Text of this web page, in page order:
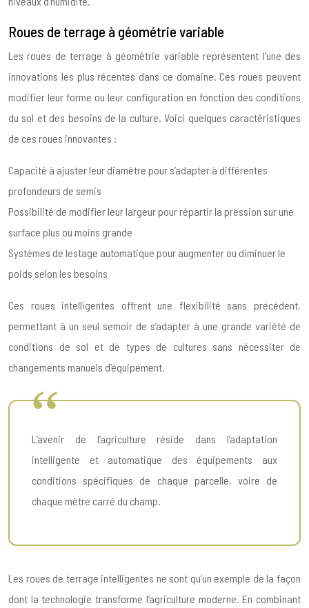
Roues de terrage à géométrie variable
Les roues de terrage à géométrie variable représentent l’une des
innovations les plus récentes dans ce domaine. Ces roues peuvent
modifier leur forme ou leur configuration en fonction des conditions
du sol et des besoins de la culture. Voici quelques caractéristiques
de ces roues innovantes :
Capacité à ajuster leur diamètre pour s’adapter à différentes
profondeurs de semis
Possibilité de modifier leur largeur pour répartir la pression sur une
surface plus ou moins grande
Systèmes de lestage automatique pour augmenter ou diminuer le
poids selon les besoins
Ces roues intelligentes offrent une flexibilité sans précédent,
permettant à un seul semoir de s’adapter à une grande variété de
conditions de sol et de types de cultures sans nécessiter de
changements manuels d’équipement.
L’avenir de l’agriculture réside dans l’adaptation
intelligente et automatique des équipements aux
conditions spécifiques de chaque parcelle, voire de
chaque mètre carré du champ.
Les roues de terrage intelligentes ne sont qu’un exemple de la façon
dont la technologie transforme l’agriculture moderne. En combinant